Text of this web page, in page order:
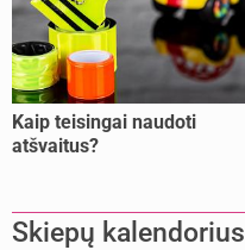
Kaip teisingai naudoti
atšvaitus?
Skiepų kalendorius